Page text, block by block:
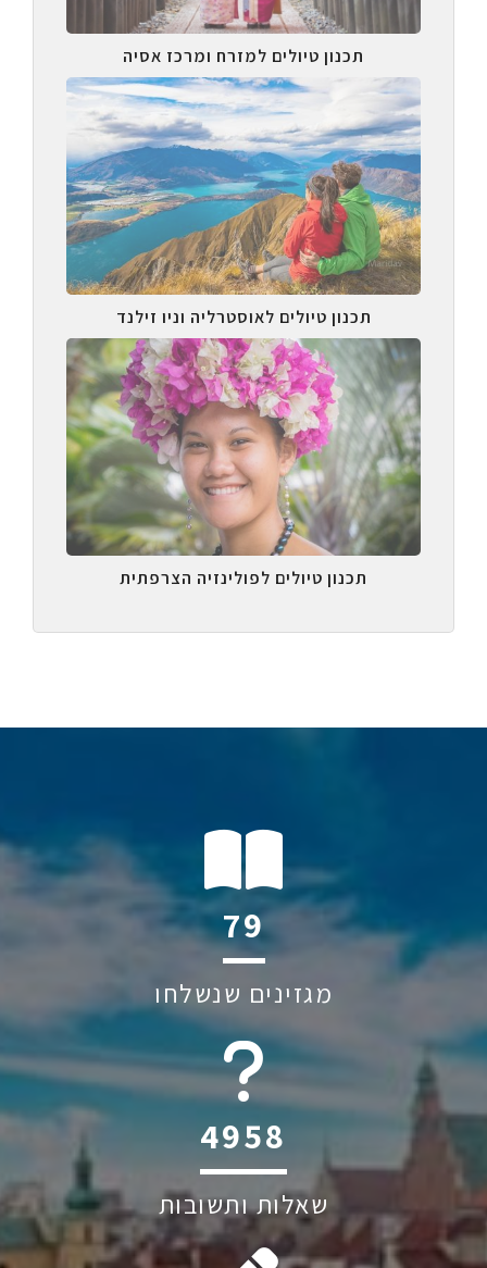
תכנון טיולים למזרח ומרכז אסיה
תכנון טיולים לאוסטרליה וניו זילנד
תכנון טיולים לפולינזיה הצרפתית
121
מגזינים שנשלחו
6045
שאלות ותשובות